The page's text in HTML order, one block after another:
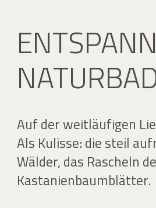
Auf der weitläufigen
Als Kulisse: die steil
Wälder, das Rascheln
Kastanienbaumblätter.